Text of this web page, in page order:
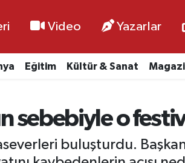
Video Yazarlar
Eğitim Kültür & Sanat
sebebiyle o
buluşturdu.